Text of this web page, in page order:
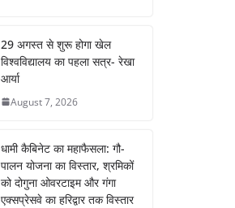
29 अगस्त से शुरू होगा खेल
विश्वविद्यालय का पहला सत्र- रेखा
आर्या
August 7, 2026
धामी कैबिनेट का महाफैसला: गौ-
पालन योजना का विस्तार, श्रमिकों
को दोगुना ओवरटाइम और गंगा
एक्सप्रेसवे का हरिद्वार तक विस्तार